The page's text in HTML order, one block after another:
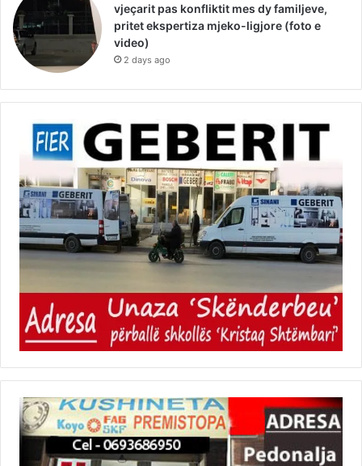
vjeçarit pas konfliktit mes dy familjeve,
pritet ekspertiza mjeko-ligjore (foto e
video)
2 days ago